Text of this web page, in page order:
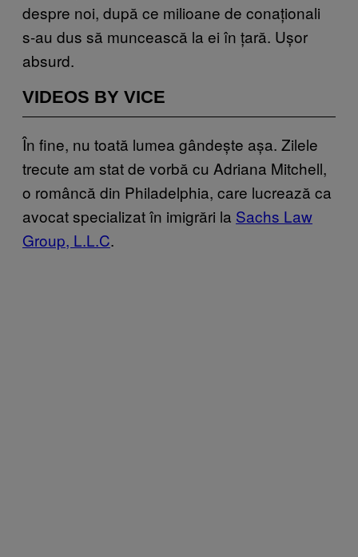
despre noi, după ce milioane de conaționali
s-au dus să muncească la ei în țară. Ușor
absurd.
VIDEOS BY VICE
În fine, nu toată lumea gândește așa. Zilele
trecute am stat de vorbă cu Adriana Mitchell,
o româncă din Philadelphia, care lucrează ca
avocat specializat în imigrări la Sachs Law
Group, L.L.C.